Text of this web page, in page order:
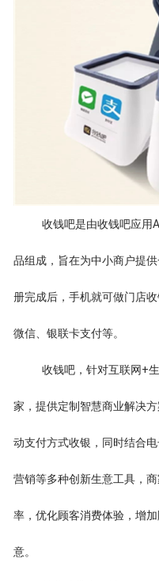
收钱吧是由收钱吧应用
品组成，旨在为中小商户提
册完成后，手机就可做门店
微信、银联卡支付等。
收钱吧，针对互联网+
家，提供定制智慧商业解决
动支付方式收银，同时结合
营销等多种创新生意工具，
率，优化顾客消费体验，增
意。